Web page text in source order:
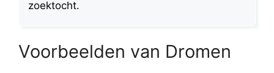
zoektocht.
Voorbeelden van Dromen